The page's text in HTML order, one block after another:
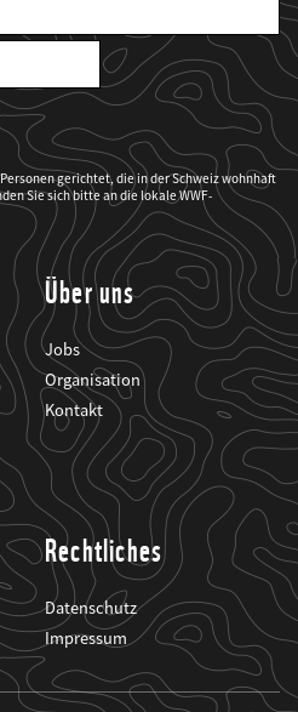
gerichtet, die in der Schweiz wohnhaft
Sie sich bitte an die lokale WWF-
Über uns
Jobs
Organisation
Kontakt
Rechtliches
Datenschutz
Impressum